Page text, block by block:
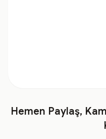
Hemen Paylaş,